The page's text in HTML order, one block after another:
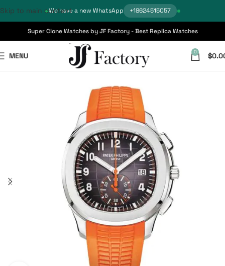
We have a new WhatsApp +18624515057
Skip to main content
Super Clone Watches by JF Factory - Best Replica Watches
MENU 0 $